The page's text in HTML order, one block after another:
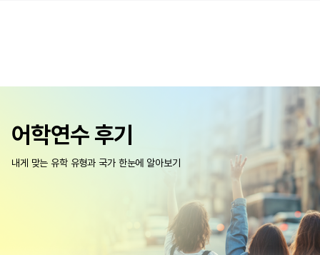
어학연수 후기
내게 맞는 유학 유형과 국가 한눈에 알아보기